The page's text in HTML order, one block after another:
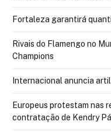
Fortaleza garantirá
Rivais do Flamengo no
Champions
Internacional anuncia
Europeus protestam nas
contratação de Kendry